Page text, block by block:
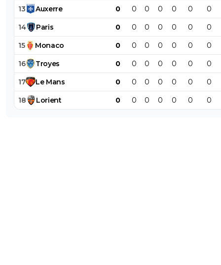
13 Auxerre 0 0 0 0 0 0 0
14 Paris 0 0 0 0 0 0 0
15 Monaco 0 0 0 0 0 0 0
16 Troyes 0 0 0 0 0 0 0
17 Le Mans 0 0 0 0 0 0 0
18 Lorient 0 0 0 0 0 0 0